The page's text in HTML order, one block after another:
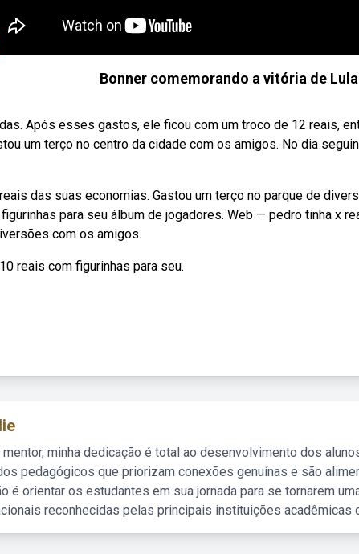
Bonner comemorando a vitória de
Após esses gastos, ele ficou com um troco de 12 reais,
um terço no centro da cidade com os amigos. No dia
das suas economias. Gastou um terço no parque de
para seu álbum de jogadores. Web — pedro tinha x
com os amigos.
reais com figurinhas para seu.
mentor, minha dedicação é total ao desenvolvimento dos
pedagógicos que priorizam conexões genuínas e são
é orientar os estudantes em sua jornada para se tornarem
reconhecidas pelas principais instituições acadêmicas